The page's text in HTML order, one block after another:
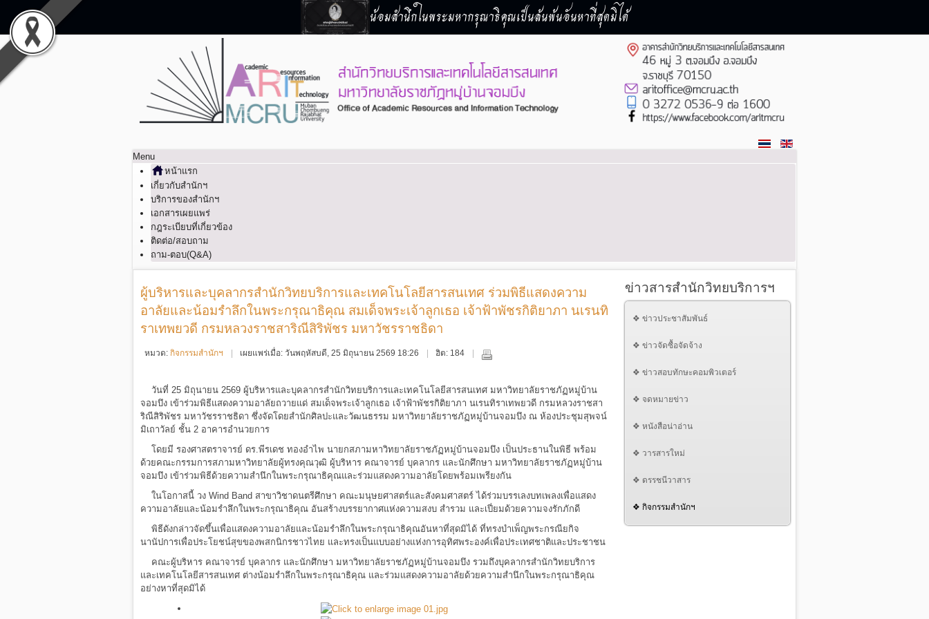
น้อมสำนึกในพระมหากรุณาธิคุณเป็นล้นพ้นอันหาที่สุดมิได้
Menu
หน้าแรก
เกี่ยวกับสำนักฯ
บริการของสำนักฯ
เอกสารเผยแพร่
กฎระเบียบที่เกี่ยวข้อง
ติดต่อ/สอบถาม
ถาม-ตอบ(Q&A)
ผู้บริหารและบุคลากรสำนักวิทยบริการและเทคโนโลยีสารสนเทศ ร่วมพิธีแสดงความ
อาลัยและน้อมรำลึกในพระกรุณาธิคุณ สมเด็จพระเจ้าลูกเธอ เจ้าฟ้าพัชรกิติยาภา นเรนทิ
ราเทพยวดี กรมหลวงราชสาริณีสิริพัชร มหาวัชรราชธิดา
หมวด: กิจกรรมสำนักฯ เผยแพร่เมื่อ: วันพฤหัสบดี, 25 มิถุนายน 2569 18:26 ฮิต: 184
วันที่ 25 มิถุนายน 2569 ผู้บริหารและบุคลากรสำนักวิทยบริการและเทคโนโลยีสารสนเทศ มหาวิทยาลัยราชภัฏหมู่บ้าน
จอมบึง เข้าร่วมพิธีแสดงความอาลัยถวายแด่ สมเด็จพระเจ้าลูกเธอ เจ้าฟ้าพัชรกิติยาภา นเรนทิราเทพยวดี กรมหลวงราชสา
ริณีสิริพัชร มหาวัชรราชธิดา ซึ่งจัดโดยสำนักศิลปะและวัฒนธรรม มหาวิทยาลัยราชภัฏหมู่บ้านจอมบึง ณ ห้องประชุมสุพจน์
มิเถาวัลย์ ชั้น 2 อาคารอำนวยการ
โดยมี รองศาสตราจารย์ ดร.พีรเดช ทองอำไพ นายกสภามหาวิทยาลัยราชภัฏหมู่บ้านจอมบึง เป็นประธานในพิธี พร้อม
ด้วยคณะกรรมการสภามหาวิทยาลัยผู้ทรงคุณวุฒิ ผู้บริหาร คณาจารย์ บุคลากร และนักศึกษา มหาวิทยาลัยราชภัฏหมู่บ้าน
จอมบึง เข้าร่วมพิธีด้วยความสำนึกในพระกรุณาธิคุณและร่วมแสดงความอาลัยโดยพร้อมเพรียงกัน
ในโอกาสนี้ วง Wind Band สาขาวิชาดนตรีศึกษา คณะมนุษยศาสตร์และสังคมศาสตร์ ได้ร่วมบรรเลงบทเพลงเพื่อแสดง
ความอาลัยและน้อมรำลึกในพระกรุณาธิคุณ อันสร้างบรรยากาศแห่งความสงบ สำรวม และเปี่ยมด้วยความจงรักภักดี
พิธีดังกล่าวจัดขึ้นเพื่อแสดงความอาลัยและน้อมรำลึกในพระกรุณาธิคุณอันหาที่สุดมิได้ ที่ทรงบำเพ็ญพระกรณียกิจ
นานัปการเพื่อประโยชน์สุขของพสกนิกรชาวไทย และทรงเป็นแบบอย่างแห่งการอุทิศพระองค์เพื่อประเทศชาติและประชาชน
คณะผู้บริหาร คณาจารย์ บุคลากร และนักศึกษา มหาวิทยาลัยราชภัฏหมู่บ้านจอมบึง รวมถึงบุคลากรสำนักวิทยบริการ
และเทคโนโลยีสารสนเทศ ต่างน้อมรำลึกในพระกรุณาธิคุณ และร่วมแสดงความอาลัยด้วยความสำนึกในพระกรุณาธิคุณ
อย่างหาที่สุดมิได้
ข่าวสารสำนักวิทยบริการฯ
❖ ข่าวประชาสัมพันธ์
❖ ข่าวจัดซื้อจัดจ้าง
❖ ข่าวสอบทักษะคอมพิวเตอร์
❖ จดหมายข่าว
❖ หนังสือน่าอ่าน
❖ วารสารใหม่
❖ ดรรชนีวาสาร
❖ กิจกรรมสำนักฯ